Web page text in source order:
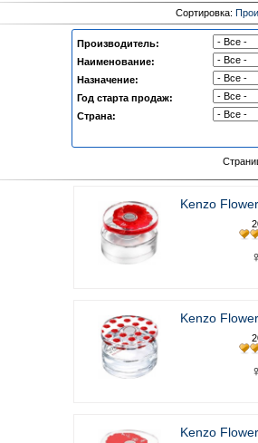
Сортировка:
Производитель:
Наименование:
Назначение:
Год старта продаж:
Страна:
Kenzo
♀
Kenzo
♀
Kenzo